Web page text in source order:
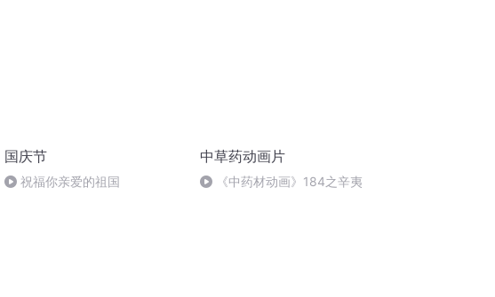
国庆节
祝福你亲爱的祖国
中草药动画片
《中药材动画》184之辛夷